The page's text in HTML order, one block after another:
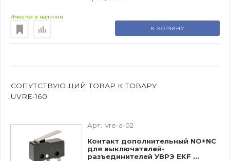
Имеется в наличии
В КОРЗИНУ
СОПУТСТВУЮЩИЙ ТОВАР К ТОВАРУ
UVRE-160
Арт.: vre-a-02
Контакт дополнительный NO+NC
для выключателей-
разъединителей УВРЭ EKF ...